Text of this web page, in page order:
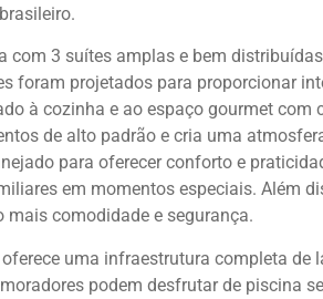
com 3 suítes amplas e bem
foram projetados para proporcionar
à cozinha e ao espaço gourmet com
de alto padrão e cria uma
para oferecer conforto e
em momentos especiais. Além
mais comodidade e segurança.
uma infraestrutura completa de
podem desfrutar de piscina